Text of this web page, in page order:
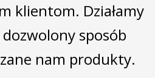
klientom. Działamy
sposób
nam produkty.